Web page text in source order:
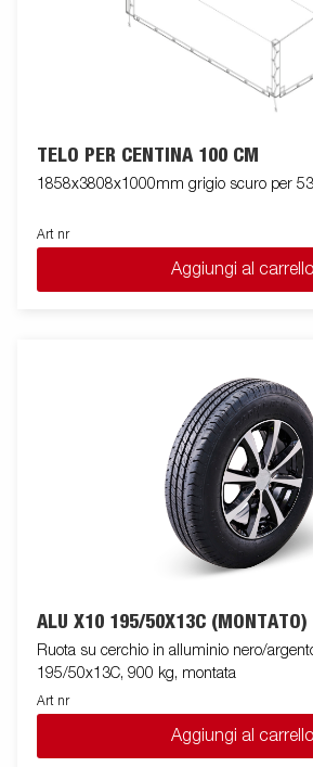
TELO PER CENTINA 100 CM
1858x3808x1000mm grigio scuro per
Art nr
Aggiungi al carrello
ALU X10 195/50X13C (MONTATO)
Ruota su cerchio in alluminio nero/
195/50x13C, 900 kg, montata
Art nr
Aggiungi al carrello